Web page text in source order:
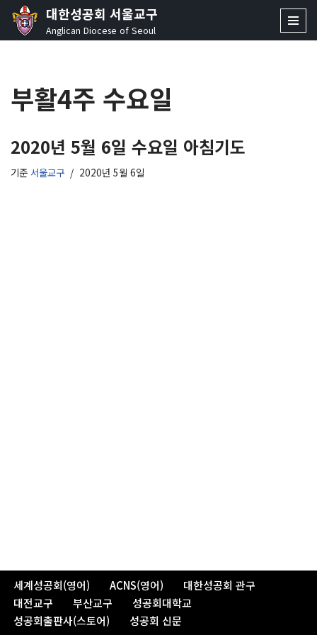
콘
로
건
뛰
기
대한성공회 서울교구
Anglican Diocese of Seoul
부활4주 수요일
2020년 5월 6일 수요일 아침기도
기준 서울교구 2020년 5월 6일
세계성공회(영어) ACNS(영어)
대한성공회 관구
대전교구
부산교구
성공회대학교
성공회출판사(스토어)
성공회 신문